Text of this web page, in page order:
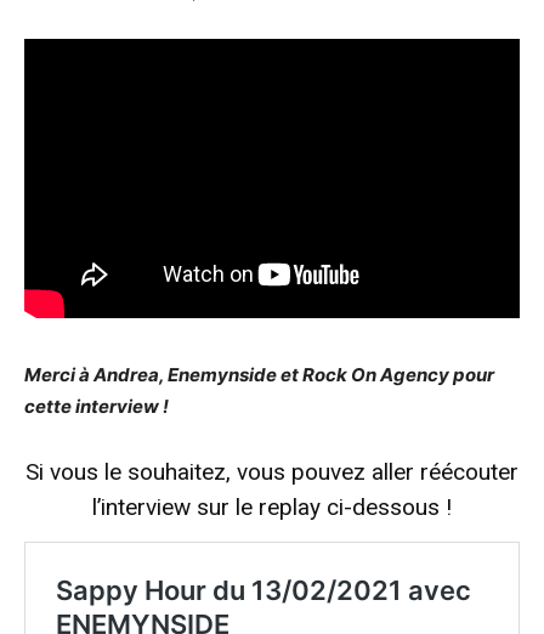
Merci à Andrea, Enemynside et Rock On Agency pour
cette interview !
Si vous le souhaitez, vous pouvez aller réécouter
l’interview sur le replay ci-dessous !